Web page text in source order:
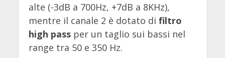
alte (-3dB a 700Hz, +7dB a 8KHz),
mentre il canale 2 è dotato di filtro
high passper un taglio sui bassi nel
range tra 50 e 350 Hz.